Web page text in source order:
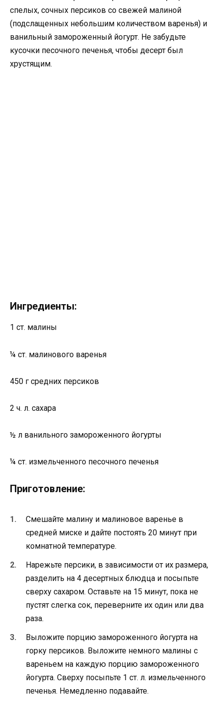
спелых, сочных персиков со свежей малиной
(подслащенных небольшим количеством варенья) и
ванильный замороженный йогурт. Не забудьте
кусочки песочного печенья, чтобы десерт был
хрустящим.
Ингредиенты:
1 ст. малины
¼ ст. малинового варенья
450 г средних персиков
2 ч. л. сахара
½ л ванильного замороженного йогурты
¼ ст. измельченного песочного печенья
Приготовление:
Смешайте малину и малиновое варенье в
средней миске и дайте постоять 20 минут при
комнатной температуре.
Нарежьте персики, в зависимости от их размера,
разделить на 4 десертных блюдца и посыпьте
сверху сахаром. Оставьте на 15 минут, пока не
пустят слегка сок, переверните их один или два
раза.
Выложите порцию замороженного йогурта на
горку персиков. Выложите немного малины с
вареньем на каждую порцию замороженного
йогурта. Сверху посыпьте 1 ст. л. измельченного
печенья. Немедленно подавайте.